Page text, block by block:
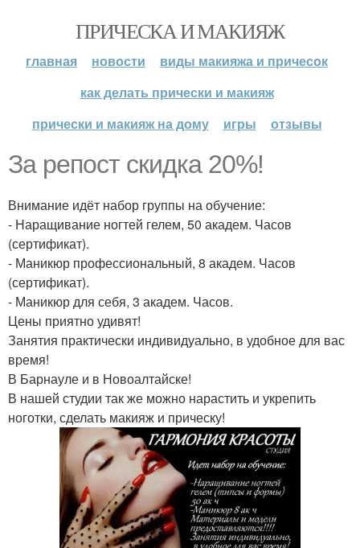
ПРИЧЕСКА И МАКИЯЖ
главная новости
виды макияжа и причесок
как делать прически и макияж
прически и макияж на дому
игры отзывы
За репост скидка 20%!
Внимание идёт набор группы на обучение:
- Наращивание ногтей гелем, 50 академ. Часов
(сертификат).
- Маникюр профессиональный, 8 академ. Часов
(сертификат).
- Маникюр для себя, 3 академ. Часов.
Цены приятно удивят!
Занятия практически индивидуально, в удобное для вас
время!
В Барнауле и в Новоалтайске!
В нашей студии так же можно нарастить и укрепить
ноготки, сделать макияж и прическу!